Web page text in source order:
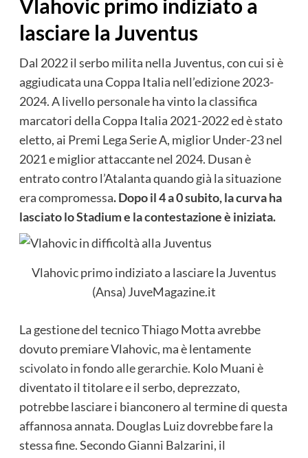
Vlahovic primo indiziato a
lasciare la Juventus
Dal 2022 il serbo milita nella Juventus, con cui si è
aggiudicata una Coppa Italia nell’edizione 2023-
2024. A livello personale ha vinto la classifica
marcatori della Coppa Italia 2021-2022 ed è stato
eletto, ai Premi Lega Serie A, miglior Under-23 nel
2021 e miglior attaccante nel 2024. Dusan è
entrato contro l’Atalanta quando già la situazione
era compromessa. Dopo il 4 a 0 subito, la curva ha
lasciato lo Stadium e la contestazione è iniziata.
Vlahovic primo indiziato a lasciare la Juventus
(Ansa) JuveMagazine.it
La gestione del tecnico Thiago Motta avrebbe
dovuto premiare Vlahovic, ma è lentamente
scivolato in fondo alle gerarchie. Kolo Muani è
diventato il titolare e il serbo, deprezzato,
potrebbe lasciare i bianconero al termine di questa
affannosa annata. Douglas Luiz dovrebbe fare la
stessa fine. Secondo Gianni Balzarini, il